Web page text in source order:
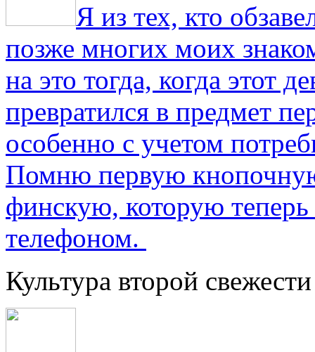
Я из тех, кто
позже многих моих
на это тогда, когда этот
превратился в предмет
особенно с учетом
Помню первую
финскую, которую
телефоном.
Культура второй свежести